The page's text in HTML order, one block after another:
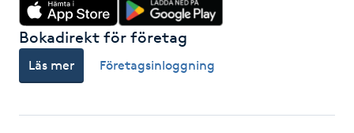
Mesoterapi
MicroPen
Bokadirekt för företag
Läs mer Företagsinloggning